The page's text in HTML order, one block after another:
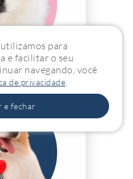
utilizamos para
e facilitar o seu
navegando, você
de privacidade
e fechar